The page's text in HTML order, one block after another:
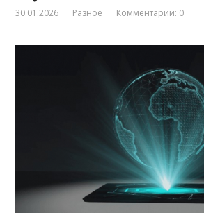
30.01.2026 Разное Комментарии: 0